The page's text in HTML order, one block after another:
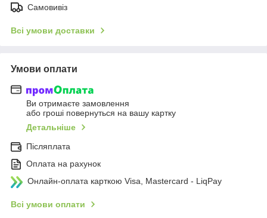
Самовивіз
Всі умови доставки
Умови оплати
Ви отримаєте замовлення
або гроші повернуться на вашу картку
Детальніше
Післяплата
Оплата на рахунок
Онлайн-оплата карткою Visa, Mastercard - LiqPay
Всі умови оплати